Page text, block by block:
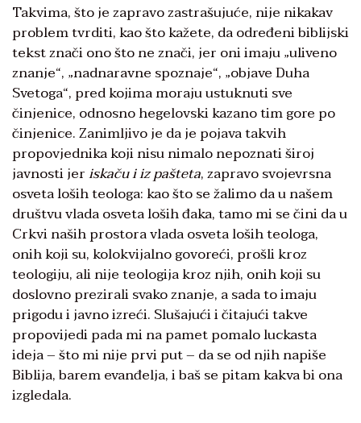
Takvima, što je zapravo zastrašujuće, nije nikakav
problem tvrditi, kao što kažete, da određeni biblijski
tekst znači ono što ne znači, jer oni imaju „uliveno
znanje“, „nadnaravne spoznaje“, „objave Duha
Svetoga“, pred kojima moraju ustuknuti sve
činjenice, odnosno hegelovski kazano tim gore po
činjenice. Zanimljivo je da je pojava takvih
propovjednika koji nisu nimalo nepoznati široj
javnosti jeriskaču i iz pašteta, zapravo svojevrsna
osveta loših teologa: kao što se žalimo da u našem
društvu vlada osveta loših đaka, tamo mi se čini da u
Crkvi naših prostora vlada osveta loših teologa,
onih koji su, kolokvijalno govoreći, prošli kroz
teologiju, ali nije teologija kroz njih, onih koji su
doslovno prezirali svako znanje, a sada to imaju
prigodu i javno izreći. Slušajući i čitajući takve
propovijedi pada mi na pamet pomalo luckasta
ideja – što mi nije prvi put – da se od njih napiše
Biblija, barem evanđelja, i baš se pitam kakva bi ona
izgledala.